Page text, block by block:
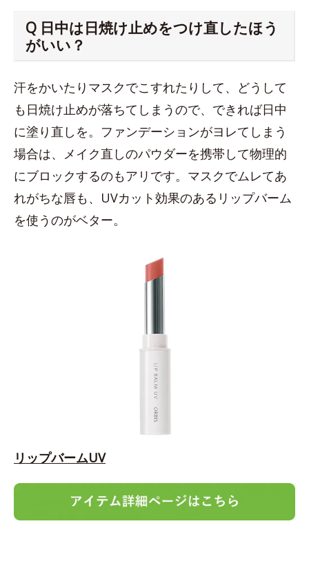
Q 日中は日焼け止めをつけ直したほう
がいい？
汗をかいたりマスクでこすれたりして、どうして
も日焼け止めが落ちてしまうので、できれば日中
に塗り直しを。ファンデーションがヨレてしまう
場合は、メイク直しのパウダーを携帯して物理的
にブロックするのもアリです。マスクでムレてあ
れがちな唇も、UVカット効果のあるリップバーム
を使うのがベター。
リップバームUV